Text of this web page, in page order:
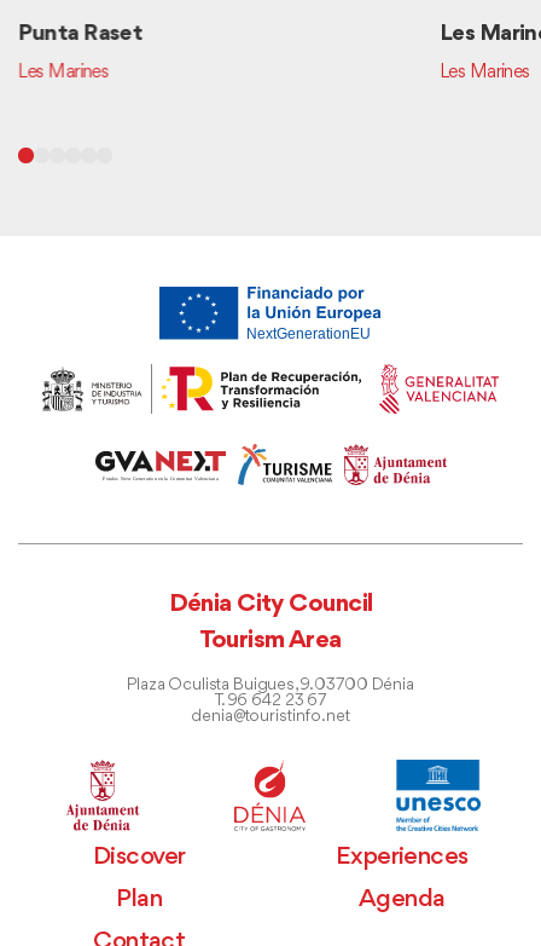
Punta Raset
Les Marines
Les
Les Marines
Dénia City Council
Tourism Area
Plaza Oculista Buigues, 9. 03700 Dénia
T. 96 642 23 67
denia@touristinfo.net
Discover
Experiences
Plan
Agenda